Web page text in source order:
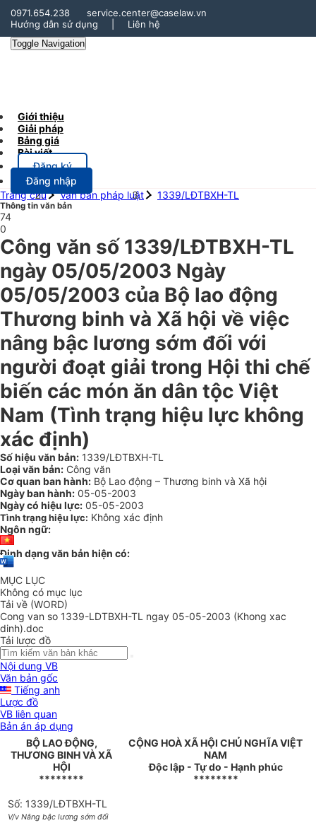
0971.654.238
service.center@caselaw.vn
Hướng dẫn sử dụng
Liên hệ
Toggle Navigation
Giới thiệu
Giải pháp
Bảng giá
Bài viết
Đăng ký
Đăng nhập
Trang chủ
Văn bản pháp luật 1339/LĐTBXH-TL
Thông tin văn bản
74
0
Công văn số 1339/LĐTBXH-TL
ngày 05/05/2003 Ngày
05/05/2003 của Bộ lao động
Thương binh và Xã hội về việc
nâng bậc lương sớm đối với
người đoạt giải trong Hội thi chế
biến các món ăn dân tộc Việt
Nam (Tình trạng hiệu lực không
xác định)
Số hiệu văn bản: 1339/LĐTBXH-TL
Loại văn bản: Công văn
Cơ quan ban hành: Bộ Lao động – Thương binh và Xã hội
Ngày ban hành: 05-05-2003
Ngày có hiệu lực: 05-05-2003
Tình trạng hiệu lực: Không xác định
Ngôn ngữ:
Định dạng văn bản hiện có:
MỤC LỤC
Không có mục lục
Tải về (WORD)
Cong van so 1339-LDTBXH-TL ngay 05-05-2003 (Khong xac
dinh).doc
Tải lược đồ
Nội dung VB
Văn bản gốc
Tiếng anh
Lược đồ
VB liên quan
Bản án áp dụng
BỘ LAO ĐỘNG,
THƯƠNG BINH VÀ XÃ
HỘI
********
CỘNG HOÀ XÃ HỘI CHỦ NGHĨA VIỆT
NAM
Độc lập - Tự do - Hạnh phúc
********
Số: 1339/LĐTBXH-TL
V/v Nâng bậc lương sớm đối